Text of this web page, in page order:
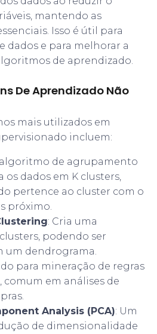
mantendo as
Isso é útil para
dados e para melhorar a
de aprendizado.
De Aprendizado Não
mais utilizados em
incluem:
algoritmo de agrupamento
dados em K clusters,
pertence ao cluster com o
próximo.
: Cria uma
podendo ser
um dendrograma.
para mineração de regras
comum em análises de
Analysis (PCA): Um
de dimensionalidade